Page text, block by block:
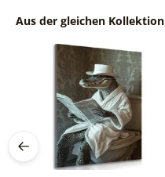
Aus der gleichen Kollektion